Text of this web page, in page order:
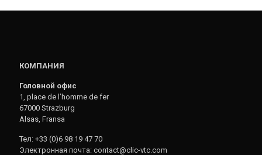
КОМПАНИЯ
Головной офис
1, place de l’homme de fer
67000 Strazburg
Alsas, Fransa
Тел: +33 (0)6 98 19 47 70
Электронная почта: contact@clic-vtc.com